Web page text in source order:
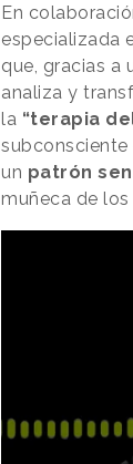
En
especializada
que, gracias a
analiza y
la “terapia
subconsciente
un patrón
muñeca de los